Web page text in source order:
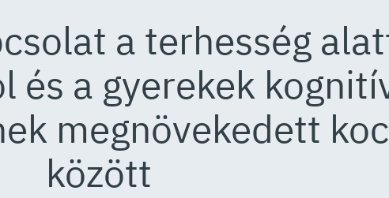
a terhesség
és a gyerekek
megnövekedett
között